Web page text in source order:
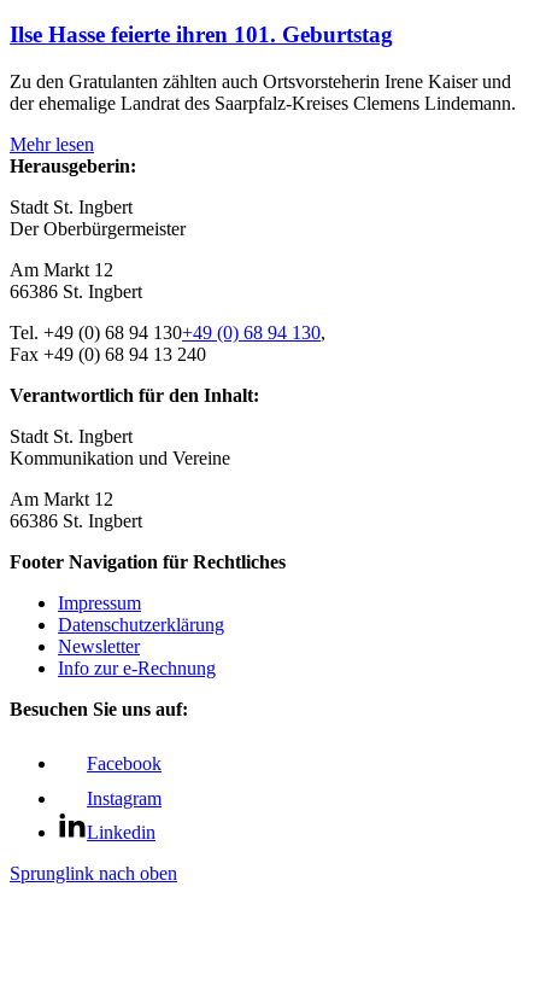
Ilse Hasse feierte ihren 101. Geburtstag
Zu den Gratulanten zählten auch Ortsvorsteherin Irene Kaiser und
der ehemalige Landrat des Saarpfalz-Kreises Clemens Lindemann.
Mehr lesen
Herausgeberin:
Stadt St. Ingbert
Der Oberbürger­meister
Am Markt 12
66386 St. Ingbert
Tel. +49 (0) 68 94 130+49 (0) 68 94 130,
Fax +49 (0) 68 94 13 240
Verantwortlich für den Inhalt:
Stadt St. Ingbert
Kommunikation und Vereine
Am Markt 12
66386 St. Ingbert
Footer Navigation für Rechtliches
Impressum
Datenschutz­erklärung
Newsletter
Info zur e-Rechnung
Besuchen Sie uns auf:
Facebook
Instagram
Linkedin
Sprunglink nach oben